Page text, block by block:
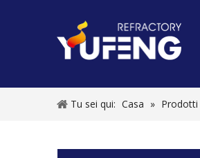
Tu sei qui: Casa » Prodotti